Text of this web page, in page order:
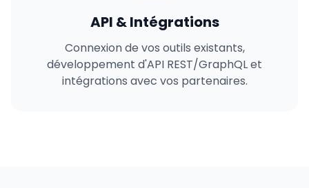
API & Intégrations
Connexion de vos outils existants,
développement d'API REST/GraphQL et
intégrations avec vos partenaires.